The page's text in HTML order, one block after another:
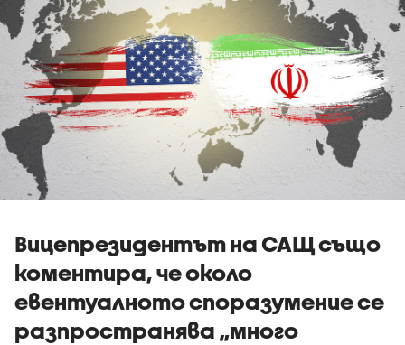
Вицепрезидентът на САЩ също
коментира, че около
евентуалното споразумение се
разпространява „много